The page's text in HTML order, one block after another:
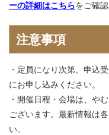
ーの詳細はこちらをご確認
注意事項
定員になり次第、申込
にお申し込みください。
開催日程・会場は、や
ございます。最新情報は
い。